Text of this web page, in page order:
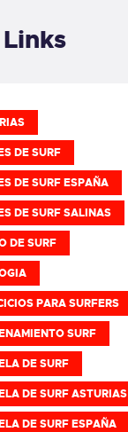
DE SURF
DE SURF ESPAÑA
DE SURF SALINAS
DE SURF
PARA SURFERS
SURF
DE SURF
DE SURF ASTURIAS
DE SURF ESPAÑA